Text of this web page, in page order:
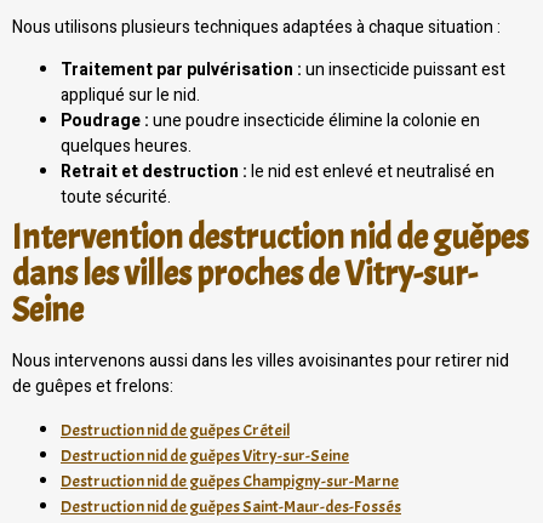
Nous utilisons plusieurs techniques adaptées à chaque situation :
Traitement par pulvérisation :un insecticide puissant est
appliqué sur le nid.
Poudrage :une poudre insecticide élimine la colonie en
quelques heures.
Retrait et destruction :le nid est enlevé et neutralisé en
toute sécurité.
Intervention destruction nid de guêpes
dans les villes proches de Vitry-sur-
Seine
Nous intervenons aussi dans les villes avoisinantes pour retirer nid
de guêpes et frelons:
Destruction nid de guêpes Créteil
Destruction nid de guêpes Vitry-sur-Seine
Destruction nid de guêpes Champigny-sur-Marne
Destruction nid de guêpes Saint-Maur-des-Fossés